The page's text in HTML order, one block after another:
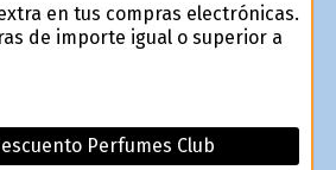
en tus compras electrónicas.
de importe igual o superior a
Perfumes Club